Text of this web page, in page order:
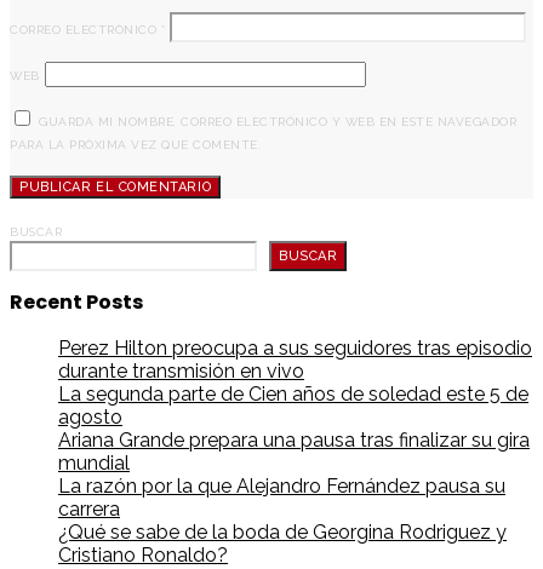
CORREO ELECTRÓNICO *
WEB
GUARDA MI NOMBRE, CORREO ELECTRÓNICO Y WEB EN ESTE NAVEGADOR
PARA LA PRÓXIMA VEZ QUE COMENTE.
BUSCAR
BUSCAR
Recent Posts
Perez Hilton preocupa a sus seguidores tras episodio
durante transmisión en vivo
La segunda parte de Cien años de soledad este 5 de
agosto
Ariana Grande prepara una pausa tras finalizar su gira
mundial
La razón por la que Alejandro Fernández pausa su
carrera
¿Qué se sabe de la boda de Georgina Rodriguez y
Cristiano Ronaldo?